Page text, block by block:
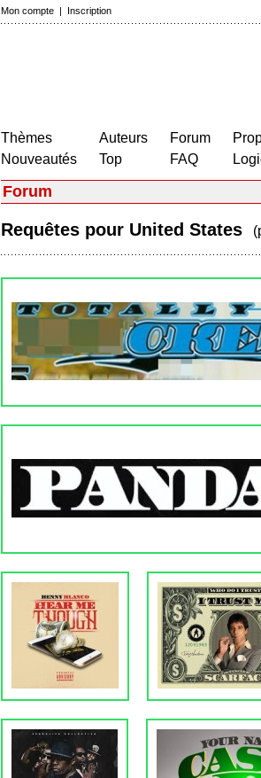
Mon compte | Inscription
Thèmes
Nouveautés
Auteurs
Top
Forum
FAQ
Forum
Requêtes pour United States